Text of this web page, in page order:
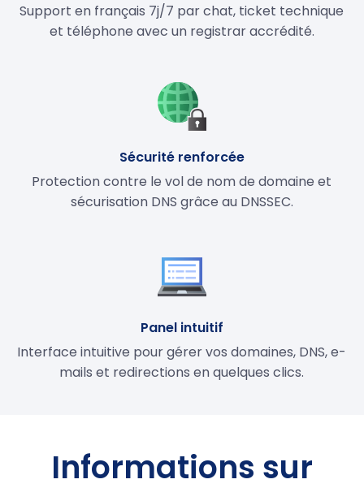
Support en français 7j/7 par chat, ticket technique
et téléphone avec un registrar accrédité.
Sécurité renforcée
Protection contre le vol de nom de domaine et
sécurisation DNS grâce au DNSSEC.
Panel intuitif
Interface intuitive pour gérer vos domaines, DNS, e-
mails et redirections en quelques clics.
Informations sur